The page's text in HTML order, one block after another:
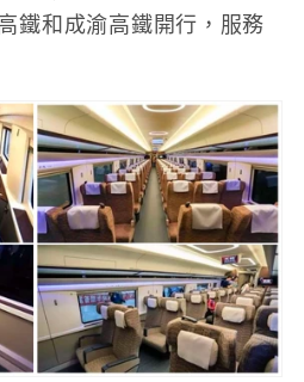
鐵和成渝高鐵開行，服務